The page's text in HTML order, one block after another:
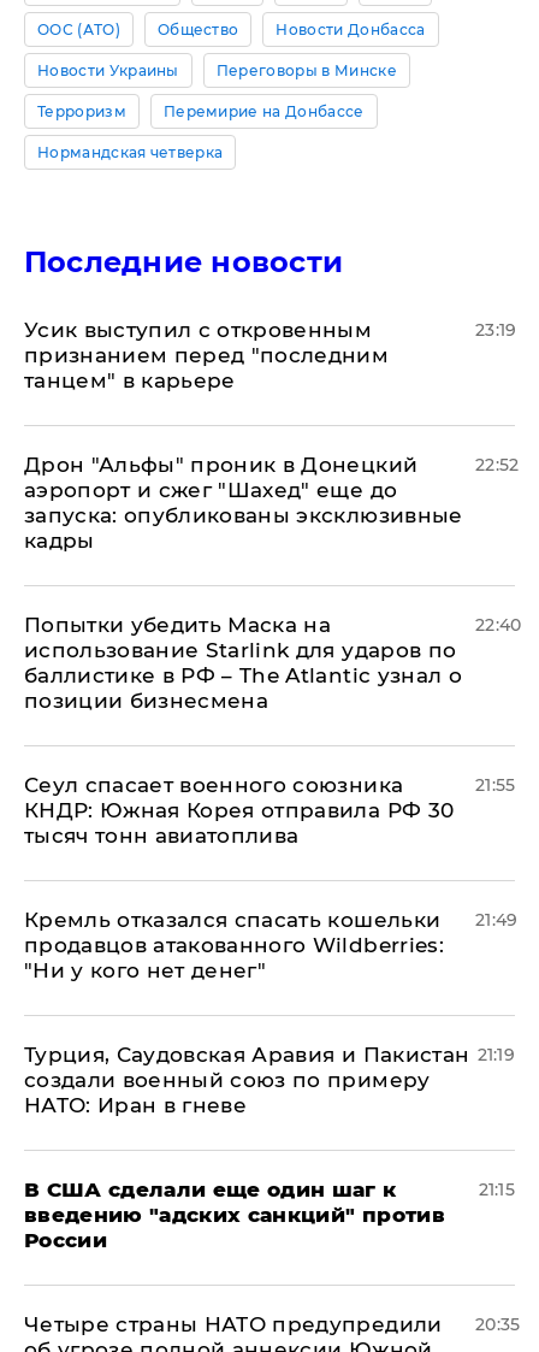
ООС (АТО) Общество Новости Донбасса
Новости Украины Переговоры в Минске
Терроризм Перемирие на Донбассе
Нормандская четверка
Последние новости
Усик выступил с откровенным
признанием перед "последним
танцем" в карьере
23:19
Дрон "Альфы" проник в Донецкий
аэропорт и сжег "Шахед" еще до
запуска: опубликованы эксклюзивные
кадры
22:52
Попытки убедить Маска на
использование Starlink для ударов по
баллистике в РФ – The Atlantic узнал о
позиции бизнесмена
22:40
​Сеул спасает военного союзника
КНДР: Южная Корея отправила РФ 30
тысяч тонн авиатоплива
21:55
Кремль отказался спасать кошельки
продавцов атакованного Wildberries:
"Ни у кого нет денег"
21:49
Турция, Саудовская Аравия и Пакистан
создали военный союз по примеру
НАТО: Иран в гневе
21:19
В США сделали еще один шаг к
введению "адских санкций" против
России
21:15
Четыре страны НАТО предупредили
20:35